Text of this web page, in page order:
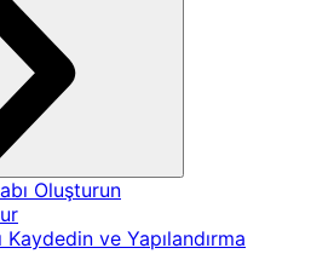
Oluşturun
ve Yapılandırma